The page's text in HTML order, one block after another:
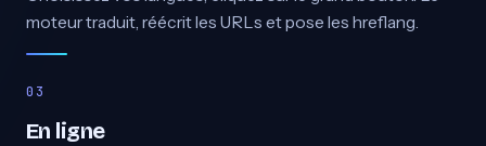
moteur traduit, réécrit les URLs et pose les hreflang.
En ligne